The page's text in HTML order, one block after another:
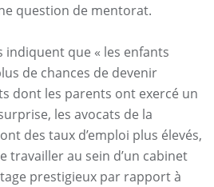
question de mentorat.
indiquent que « les enfants
de chances de devenir
dont les parents ont exercé un
les avocats de la
des taux d’emploi plus élevés,
travailler au sein d’un cabinet
prestigieux par rapport à